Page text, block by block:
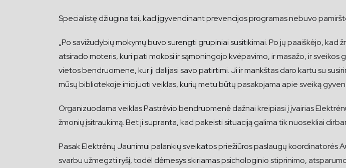
Specialistę džiugina tai, kad įgyvendinant prevencijos programas nebuvo
„Po savižudybių mokymų buvo surengti grupiniai susitikimai. Po jų paaiškėjo,
atsirado moteris, kuri pati mokosi ir sąmoningojo kvėpavimo, ir masažo, ir
vietos bendruomene, kur ji dalijasi savo patirtimi. Ji ir mankštas daro kartu su
mūsų bibliotekoje inicijuoti veiklas, kurių metu būtų pasakojama apie sveiką
Organizuodama veiklas Pastrėvio bendruomenė dažnai kreipiasi į įvairias
žmonių įsitraukimą. Bet ji supranta, kad pakeisti situaciją galima tik nuosekliai
Pasak Elektrėnų Jaunimui palankių sveikatos priežiūros paslaugų koordinatorės
svarbu užmegzti ryšį, todėl dėmesys skiriamas psichologinio stiprinimo,